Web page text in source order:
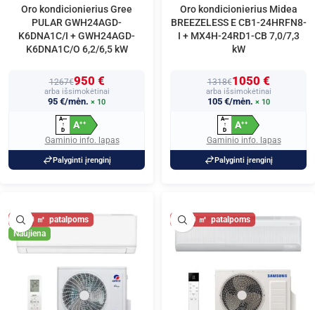
Oro kondicionierius Gree
PULAR GWH24AGD-
K6DNA1C/I + GWH24AGD-
K6DNA1C/O 6,2/6,5 kW
1267€950 €
arba išsimokėtinai
95 €/mėn. × 10
A+++
↑
D
A++
Gaminio info. lapas
Palyginti įrenginį
Oro kondicionierius Midea
BREEZELESS E CB1-24HRFN8-
I + MX4H-24RD1-CB 7,0/7,3
kW
1318€1050 €
arba išsimokėtinai
105 €/mėn. × 10
A+++
↑
D
A++
Gaminio info. lapas
Palyginti įrenginį
80
Naujiena
80